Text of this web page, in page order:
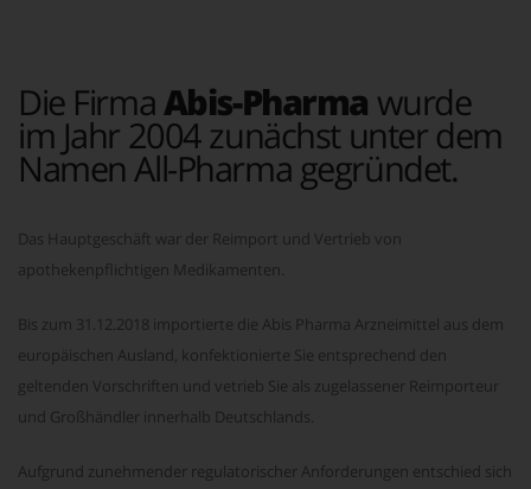
Die Firma Abis-Pharma wurde
im Jahr 2004 zunächst unter dem
Namen All-Pharma gegründet.
Das Hauptgeschäft war der Reimport und Vertrieb von
apothekenpflichtigen Medikamenten.
Bis zum 31.12.2018 importierte die Abis Pharma Arzneimittel aus dem
europäischen Ausland, konfektionierte Sie entsprechend den
geltenden Vorschriften und vetrieb Sie als zugelassener Reimporteur
und Großhändler innerhalb Deutschlands.
Aufgrund zunehmender regulatorischer Anforderungen entschied sich